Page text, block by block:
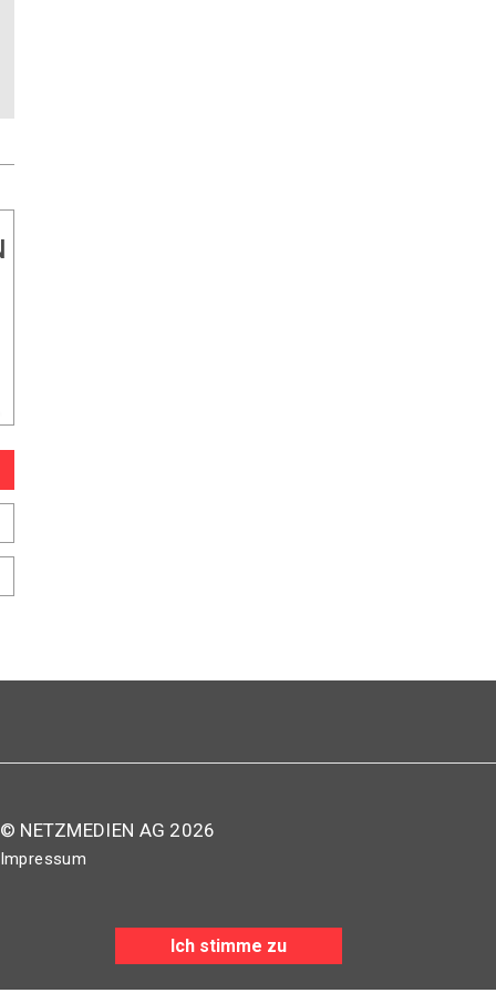
© NETZMEDIEN AG 2026
Impressum
Ich stimme zu